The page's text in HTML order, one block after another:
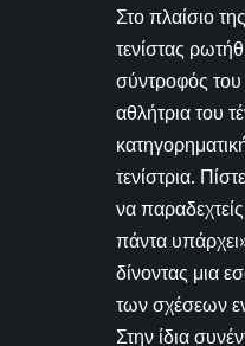
Στο πλαίσιο
τενίστας
σύντροφός του
αθλήτρια του
τενίστρια.
να
πάντα
δίνοντας μια
των σχέσεων
Στην ίδια